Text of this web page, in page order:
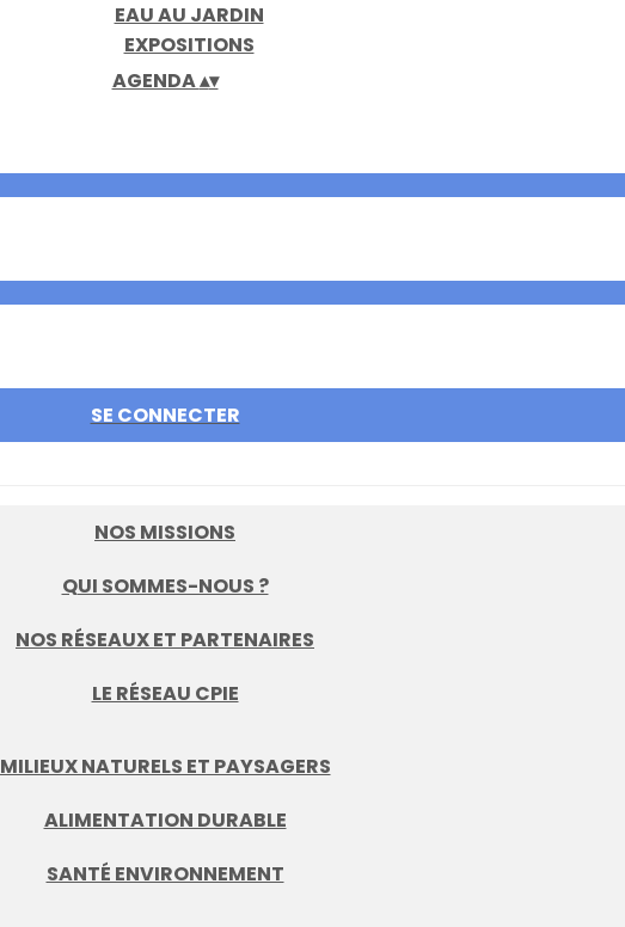
EAU AU JARDIN
EXPOSITIONS
AGENDA▴▾
SE CONNECTER
NOS MISSIONS
QUI SOMMES-NOUS ?
NOS RÉSEAUX ET PARTENAIRES
LE RÉSEAU CPIE
MILIEUX NATURELS ET PAYSAGERS
ALIMENTATION DURABLE
SANTÉ ENVIRONNEMENT